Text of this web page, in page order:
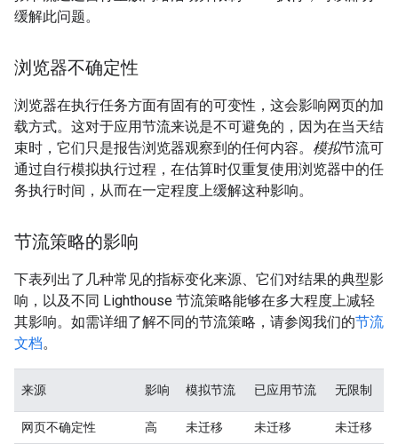
缓解此问题。
浏览器不确定性
浏览器在执行任务方面有固有的可变性，这会影响网页的加
载方式。这对于应用节流来说是不可避免的，因为在当天结
束时，它们只是报告浏览器观察到的任何内容。 模拟节流可
通过自行模拟执行过程，在估算时仅重复使用浏览器中的任
务执行时间，从而在一定程度上缓解这种影响。
节流策略的影响
下表列出了几种常见的指标变化来源、它们对结果的典型影
响，以及不同 Lighthouse 节流策略能够在多大程度上减轻
其影响。如需详细了解不同的节流策略，请参阅我们的节流
文档。
来源 影响 模拟节流 已应用节流 无限制
网页不确定性 高 未迁移 未迁移 未迁移